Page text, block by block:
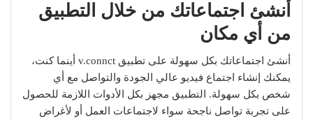
أنشئ اجتماعاتك من خلال التطبيق
من أي مكان
أنشئ اجتماعاتك بكل سهولة على تطبيق v.connct أينما كنت،
يمكنك إنشاء اجتماع فيديو عالي الجودة والتواصل مع أي
شخص بكل سهولة. التطبيق مجهز بكل الأدوات اللازمة للحصول
على تجربة تواصل ناجحة سواء لاجتماعات العمل أو لأغراض